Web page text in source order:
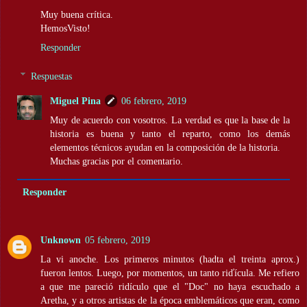
Muy buena crítica.
HemosVisto!
Responder
Respuestas
Miguel Pina
06 febrero, 2019
Muy de acuerdo con vosotros. La verdad es que la base de la
historia es buena y tanto el reparto, como los demás
elementos técnicos ayudan en la composición de la historia.
Muchas gracias por el comentario.
Responder
Unknown 05 febrero, 2019
La vi anoche. Los primeros minutos (hadta el treinta aprox.)
fueron lentos. Luego, por momentos, un tanto riďícula. Me refiero
a que me pareció ridículo que el "Doc" no haya escuchado a
Aretha, y a otros artistas de la época emblemáticos que eran, como